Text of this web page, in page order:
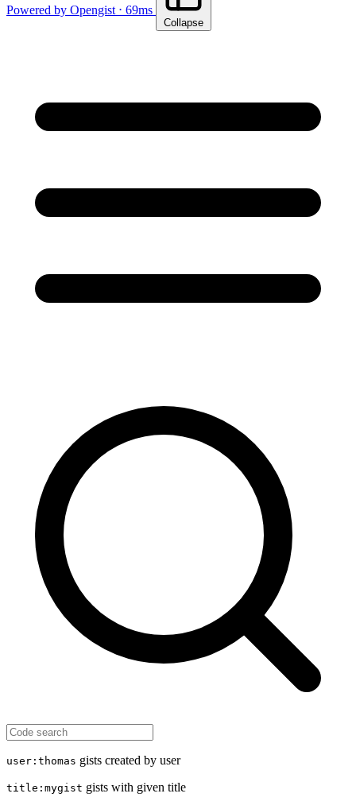
Powered by Opengist ⋅ 69ms
Collapse
user:thomas gists created by user
title:mygist gists with given title